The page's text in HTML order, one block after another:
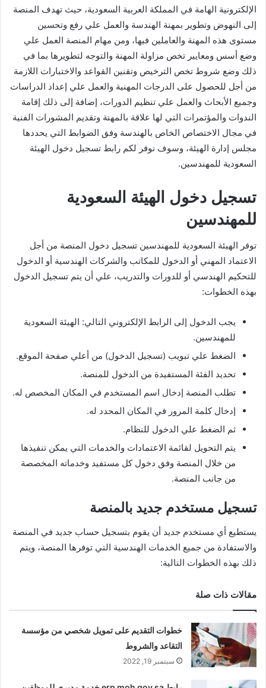
الإلكترونية الهامة في المملكة العربية السعودية، حيث تهدف المنصة
إلى النهوض وتطوير بمهنة الهندسة والعمل علي رفع وتحسين
مستوى هذه المهنة والعاملين فيها، ومن مهام المنصة العمل علي
وضع أسس ومعايير تخص مزاولة المهنة والتوجه لتطويرها بما في
ذلك وضع شروط تخص الترخيص وتقنين القواعد والاختبارات اللازمة
من أجل للحصول على الدرجات المهنية والعمل علي إعداد الدراسات
وجميع الأبحاث والعمل علي تنظيم الدورات، إضافة إلى ذلك إقامة
الندوات والمؤتمرات التي لها علاقة بالمهنة وتقديم المشورات الفنية
في مجال الاختصاص الخاص بالهندسة وفق الضوابط التي يحددها
مجلس إدارة الهيئة، وسوف نوفر لكم رابط تسجيل دخول الهيئة
السعودية للمهندسين.
تسجيل دخول الهيئة السعودية
للمهندسين
توفر الهيئة السعودية للمهندسين تسجيل دخول المنصة من أجل
الاعتماد المهني أو الدخول للمكاتب والشركات الهندسية أو الدخول
للتحكيم الهندسي أو للدورات والتدريب، علي أن يتم تسجيل الدخول
بهذه الخطوات:
يجب الدخول إلى الرابط الإلكتروني التالي: الهيئة السعودية
للمهندسين.
الضغط علي تبويب (تسجيل الدخول) من أعلي صفحة الموقع.
تحديد الفئة المستفيدة من الدخول للمنصة.
تطلب المنصة إدخال اسم المستخدم في المكان المخصص له.
إدخال كلمة المرور في المكان المحدد له.
ثم الضغط علي الدخول للنظام.
يتم التحويل لقائمة الاعتمادات والخدمات التي يمكن تنفيذها
من خلال المنصة وفق دخول كل مستفيد وخدماته المخصصة
من جانب المنصة.
تسجيل مستخدم جديد بالمنصة
يستطيع أي مستخدم جديد أن يقوم بتسجيل حساب جديد في المنصة
والاستفادة من جميع الخدمات الهندسية التي توفرها المنصة، ويتم
ذلك بهذه الخطوات التالية:
مقالات ذات صلة
خطوات التقديم على تمويل شخصي من مؤسسة
التقاعد والشروط
سبتمبر 19, 2022